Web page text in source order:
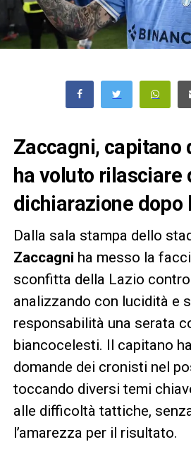
Zaccagni, capitano
ha voluto rilasciare
dichiarazione dopo
Dalla sala stampa dello
Zaccagni ha messo la
sconfitta della Lazio
analizzando con lucidità e
responsabilità una serata
biancocelesti. Il capitano
domande dei cronisti nel
toccando diversi temi
alle difficoltà tattiche,
l’amarezza per il risultato.